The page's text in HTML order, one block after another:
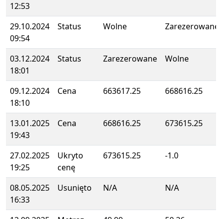
12:53
29.10.2024
09:54
Status Wolne Zarezerowane
03.12.2024
18:01
Status Zarezerowane Wolne
09.12.2024
18:10
Cena 663617.25 668616.25
13.01.2025
19:43
Cena 668616.25 673615.25
27.02.2025
19:25
Ukryto
cenę
673615.25 -1.0
08.05.2025
16:33
Usunięto N/A N/A